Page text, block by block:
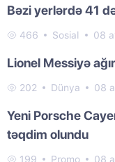
Bəzi yerlərdə 41
466 Sosial 08
Lionel Messiyə
202 Dünya 08
Yeni Porsche
təqdim olundu
199 Promo 08